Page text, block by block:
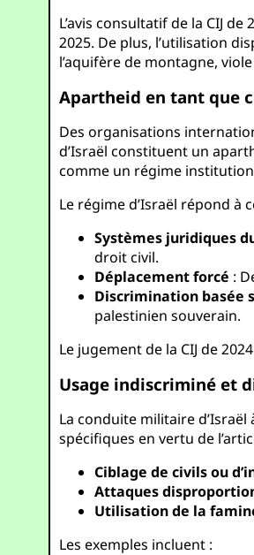
L’avis consultatif de la CIJ
2025. De plus, l’utilisation
l’aquifère de montagne,
Apartheid en tant que
Des organisations
d’Israël constituent un
comme un régime
Le régime d’Israël répond à
Systèmes juridiques
droit civil.
Déplacement forcé :
Discrimination basée
palestinien souverain.
Le jugement de la CIJ de
Usage indiscriminé et
La conduite militaire
spécifiques en vertu de
Ciblage de civils ou
Attaques
Utilisation de la
Les exemples incluent :